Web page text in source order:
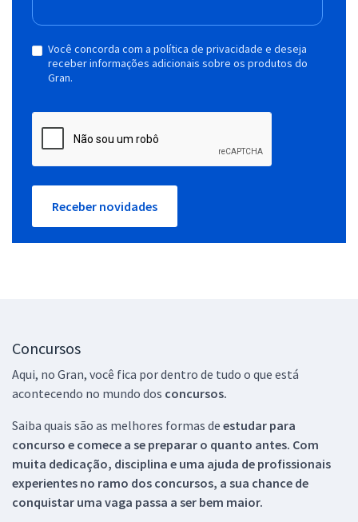
Você concorda com a política de privacidade e deseja
receber informações adicionais sobre os produtos do
Gran.
Receber novidades
Concursos
Aqui, no Gran, você fica por dentro de tudo o que está
acontecendo no mundo dos concursos.
Saiba quais são as melhores formas de estudar para
concurso e comece a se preparar o quanto antes. Com
muita dedicação, disciplina e uma ajuda de profissionais
experientes no ramo dos concursos, a sua chance de
conquistar uma vaga passa a ser bem maior.